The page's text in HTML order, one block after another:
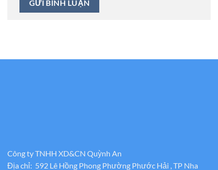
Công ty TNHH XD&CN Quỳnh An
Địa chỉ: 592 Lê Hồng Phong Phường Phước Hải , TP Nha